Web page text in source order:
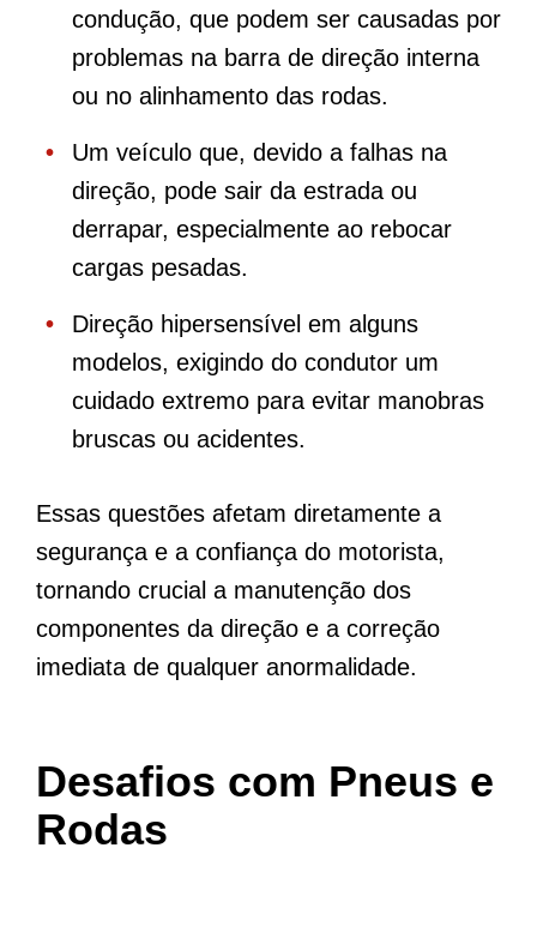
condução, que podem ser causadas por
problemas na barra de direção interna
ou no alinhamento das rodas.
Um veículo que, devido a falhas na
direção, pode sair da estrada ou
derrapar, especialmente ao rebocar
cargas pesadas.
Direção hipersensível em alguns
modelos, exigindo do condutor um
cuidado extremo para evitar manobras
bruscas ou acidentes.
Essas questões afetam diretamente a
segurança e a confiança do motorista,
tornando crucial a manutenção dos
componentes da direção e a correção
imediata de qualquer anormalidade.
Desafios com Pneus e
Rodas